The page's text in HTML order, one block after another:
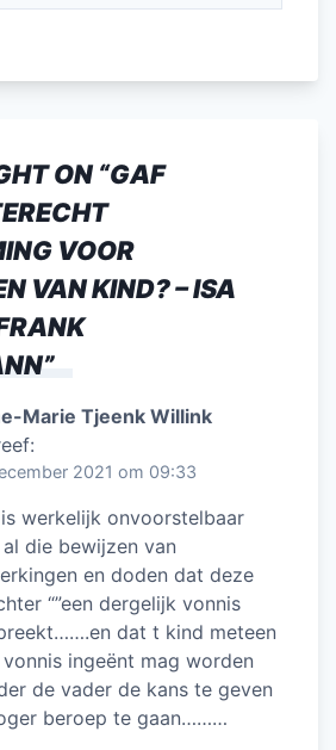
ON “GAF
VOOR
VAN KIND? – ISA
”
Marie Tjeenk Willink
2021 om 09:33
werkelijk onvoorstelbaar
die bewijzen van
en doden dat deze
“”een dergelijk vonnis
dat t kind meteen
ingeënt mag worden
de vader de kans te geven
beroep te gaan………